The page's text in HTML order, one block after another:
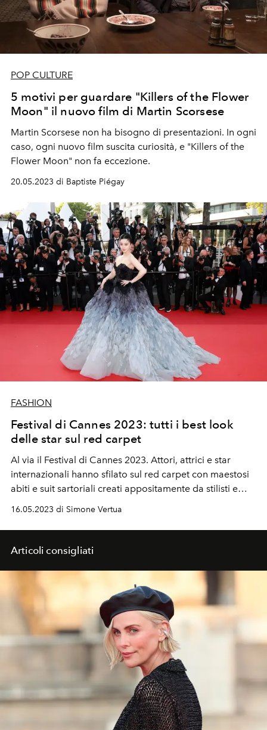
POP CULTURE
5 motivi per guardare "Killers of the Flower
Moon" il nuovo film di Martin Scorsese
Martin Scorsese non ha bisogno di presentazioni. In ogni
caso, ogni nuovo film suscita curiosità, e "Killers of the
Flower Moon" non fa eccezione.
20.05.2023 di Baptiste Piégay
FASHION
Festival di Cannes 2023: tutti i best look
delle star sul red carpet
Al via il Festival di Cannes 2023. Attori, attrici e star
internazionali hanno sfilato sul red carpet con maestosi
abiti e suit sartoriali creati appositamente da stilisti e
direttori creativi di maison di moda. Dalla cover star de
Blanchett in Louis Vuitton, scopri la lista completa con i
migliori look sul tappeto rosso della 76° edizione del
16.05.2023 di Simone Vertua
Articoli consigliati